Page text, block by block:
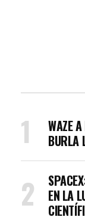
WAZE
BURLA
EN LA